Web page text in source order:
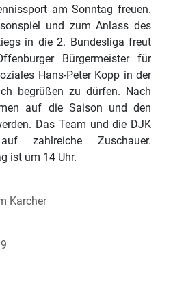
am Sonntag freuen.
und zum Anlass des
in die 2. Bundesliga freut
Bürgermeister für
Hans-Peter Kopp in der
begrüßen zu dürfen. Nach
auf die Saison und den
Das Team und die DJK
zahlreiche Zuschauer.
ist um 14 Uhr.
Karcher